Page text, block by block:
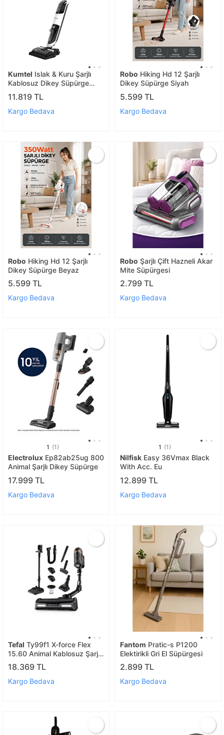
Kumtel Islak & Kuru Şarjlı
Kablosuz Dikey Süpürge
Hwdvc-01
11.819 TL
Kargo Bedava
Robo Hiking Hd 12 Şarjlı
Dikey Süpürge Siyah
5.599 TL
Kargo Bedava
Robo Hiking Hd 12 Şarjlı
Dikey Süpürge Beyaz
5.599 TL
Kargo Bedava
Robo Şarjlı Çift Hazneli Akar
Mite Süpürgesi
2.799 TL
Kargo Bedava
1 (1)
Electrolux Ep82ab25ug 800
Animal Şarjlı Dikey Süpürge
17.999 TL
Kargo Bedava
1 (1)
Nilfisk Easy 36Vmax Black
With Acc. Eu
12.899 TL
Kargo Bedava
Tefal Ty99f1 X-force Flex
15.60 Animal Kablosuz Şarjlı
Dikey Elektrikli Süpürge
18.369 TL
Kargo Bedava
Fantom Pratic-s P1200
Elektirikli Gri El Süpürgesi
2.899 TL
Kargo Bedava